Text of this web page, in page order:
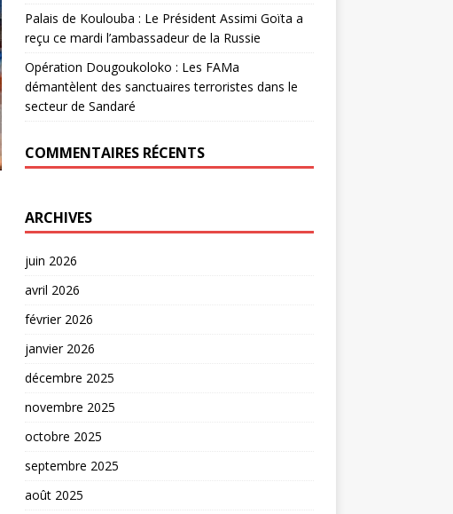
Palais de Koulouba : Le Président Assimi Goïta a
reçu ce mardi l’ambassadeur de la Russie
Opération Dougoukoloko : Les FAMa
démantèlent des sanctuaires terroristes dans le
secteur de Sandaré
COMMENTAIRES RÉCENTS
ARCHIVES
juin 2026
avril 2026
février 2026
janvier 2026
décembre 2025
novembre 2025
octobre 2025
septembre 2025
août 2025